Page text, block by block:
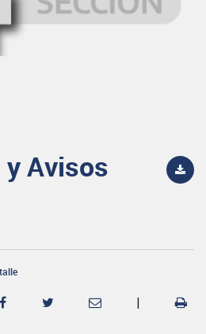
Avisos
|